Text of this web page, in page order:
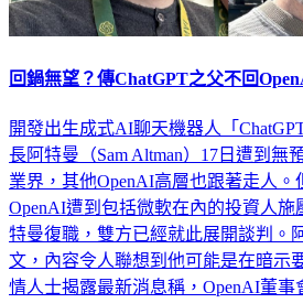
回鍋無望？傳ChatGPT之父不回
開發出生成式AI聊天機器人「
長阿特曼（Sam Altman）17日遭到無
業界，其他OpenAI高層也跟著走人。
OpenAI遭到包括微軟在內的投資人施
特曼復職，雙方已經就此展開談判。
文，內容令人聯想到他可能是在暗示
情人士揭露最新消息稱，OpenAI董